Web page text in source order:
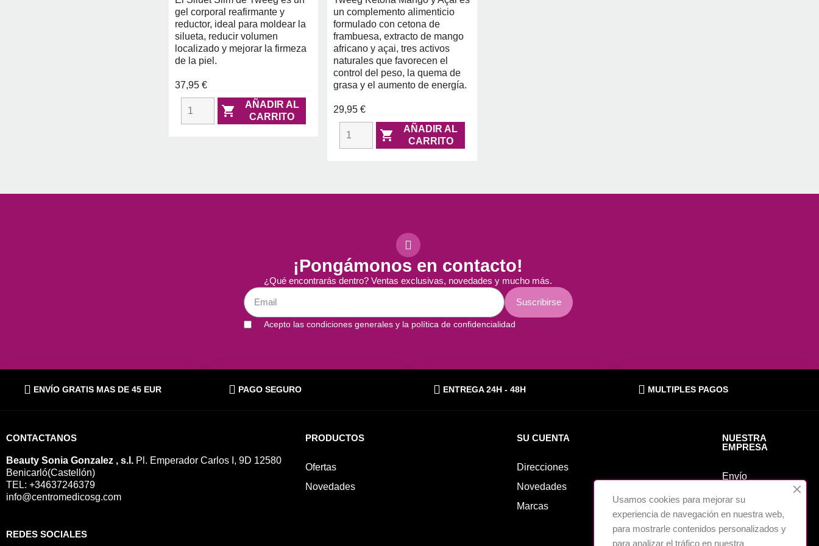
gel corporal reafirmante y
reductor, ideal para moldear la
silueta, reducir volumen
localizado y mejorar la firmeza
de la piel.
37,95 €

AÑADIR AL
CARRITO
un complemento alimenticio
formulado con cetona de
frambuesa, extracto de mango
africano y açai, tres activos
naturales que favorecen el
control del peso, la quema de
grasa y el aumento de energía.
29,95 €

AÑADIR AL
CARRITO
¡Pongámonos en contacto!
¿Qué encontrarás dentro? Ventas exclusivas, novedades y mucho más.
Suscribirse
Acepto las condiciones generales y la política de confidencialidad
ENVÍO GRATIS MAS DE 45 EUR PAGO SEGURO ENTREGA 24H - 48H MULTIPLES PAGOS
CONTACTANOS
Beauty Sonia Gonzalez , s.l. Pl. Emperador Carlos I, 9D 12580
Benicarló(Castellón)
TEL: +34637246379
info@centromedicosg.com
REDES SOCIALES
PRODUCTOS
Ofertas
Novedades
SU CUENTA
Direcciones
Novedades
Marcas
NUESTRA
EMPRESA
Envío
Aviso legal
Sobre nosotros
Cookies
Usamos cookies para mejorar su
experiencia de navegación en nuestra web,
para mostrarle contenidos personalizados y
para analizar el tráfico en nuestra